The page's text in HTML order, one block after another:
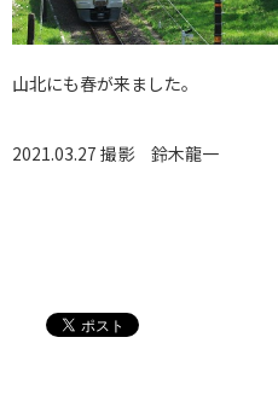
山北にも春が来ました。
2021.03.27 撮影 鈴木龍一